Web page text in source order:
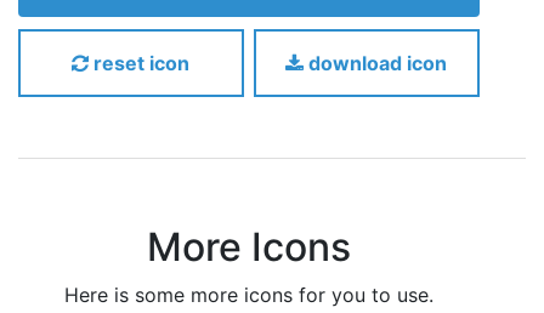
reset icon download icon
More Icons
here is some more icons for you to use.